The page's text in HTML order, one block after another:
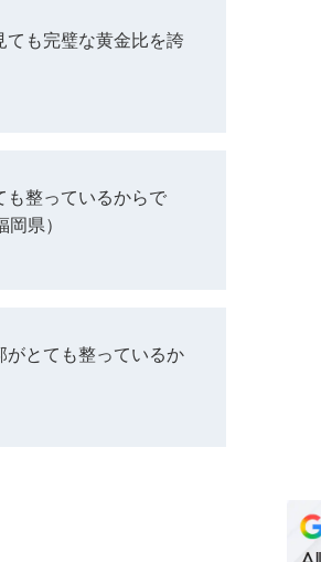
ても完璧な黄金比を誇
も整っているからで
県）
がとても整っているか